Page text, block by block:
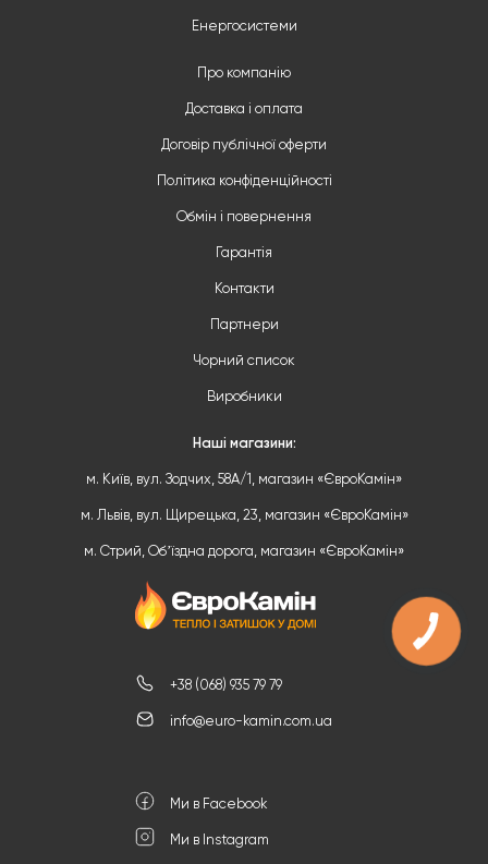
+38 (068) 935 79 79
info@euro-kamin.com.ua
Ми в Facebook
Ми в Instagram
Енергосистеми
Про компанію
Доставка і оплата
Договір публічної оферти
Політика конфіденційності
Обмін і повернення
Гарантія
Контакти
Партнери
Чорний список
Виробники
Наші магазини:
м. Київ, вул. Зодчих, 58А/1, магазин «ЄвроКамін»
м. Львів, вул. Щирецька, 23, магазин «ЄвроКамін»
м. Стрий, Обʼїздна дорога, магазин «ЄвроКамін»